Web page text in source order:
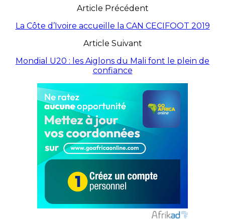
Article Précédent
La Côte d’Ivoire accueille la CAN CECIFOOT 2019
Article Suivant
Mondial U20 : les Aiglons du Mali font le plein de
confiance